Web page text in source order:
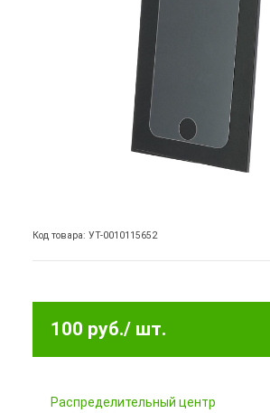
Код товара: УТ-0010115652
100 руб./ шт.
Pаспределительный центр